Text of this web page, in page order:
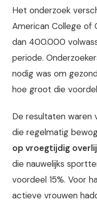
Het onderzoek
American College of
dan 400.000
periode.
nodig was om
hoe groot die
De resultaten waren
die regelmatig
op vroegtijdig
die nauwelijks
voordeel 15%. Voor
actieve vrouwen